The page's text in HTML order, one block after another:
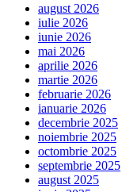
august 2026
iulie 2026
iunie 2026
mai 2026
aprilie 2026
martie 2026
februarie 2026
ianuarie 2026
decembrie 2025
noiembrie 2025
octombrie 2025
septembrie 2025
august 2025